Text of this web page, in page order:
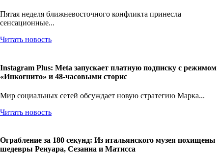
Пятая неделя ближневосточного конфликта принесла
сенсационные...
Читать новость
Instagram Plus: Meta запускает платную подписку с режимом
«Инкогнито» и 48-часовыми сторис
Мир социальных сетей обсуждает новую стратегию Марка...
Читать новость
Ограбление за 180 секунд: Из итальянского музея похищены
шедевры Ренуара, Сезанна и Матисса